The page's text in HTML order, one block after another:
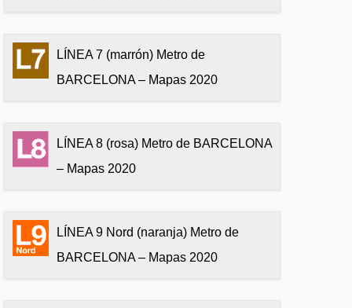
LÍNEA 7 (marrón) Metro de
BARCELONA – Mapas 2020
LÍNEA 8 (rosa) Metro de BARCELONA
– Mapas 2020
LÍNEA 9 Nord (naranja) Metro de
BARCELONA – Mapas 2020